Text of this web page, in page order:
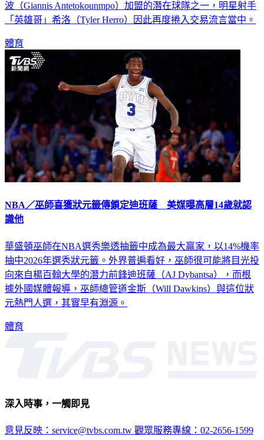
波（Giannis Antetokounmpo）加盟的潛在球隊之一，明星射手
「英雄哥」希洛（Tyler Herro）因此再度捲入交易流言當中。
體育
NBA／巫師喜獲狀元籤傳鎖定迪班薩 美媒曝高層14歲就認
識他
華盛頓巫師在NBA選秀樂透抽籤中成為最大贏家，以14%機率
抽中2026年選秀狀元籤。外界普遍看好，巫師很可能將目光投
向來自楊百翰大學的潛力前鋒迪班薩（AJ Dybantsa），而根
據外國媒體報導，巫師總管道金斯（Will Dawkins）與這位狀
元熱門人選，其實早有淵源。
體育
深入時事，一觸即見
意見反映：service@tvbs.com.tw 觀眾服務專線：02-2656-1599